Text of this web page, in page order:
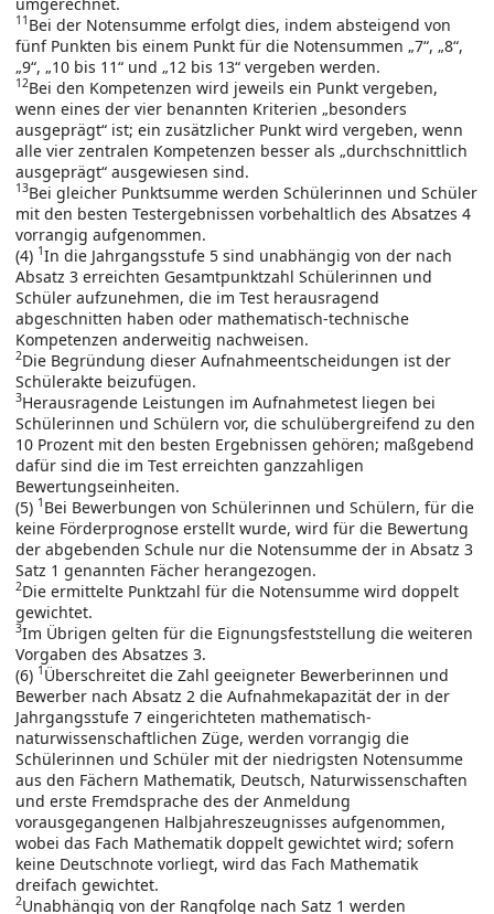
11 Bei der Notensumme erfolgt dies, indem absteigend von
fünf Punkten bis einem Punkt für die Notensummen „7“, „8“,
„9“, „10 bis 11“ und „12 bis 13“ vergeben werden.
12Bei den Kompetenzen wird jeweils ein Punkt vergeben,
wenn eines der vier benannten Kriterien „besonders
ausgeprägt“ ist; ein zusätzlicher Punkt wird vergeben, wenn
alle vier zentralen Kompetenzen besser als „durchschnittlich
ausgeprägt“ ausgewiesen sind.
13Bei gleicher Punktsumme werden Schülerinnen und Schüler
mit den besten Testergebnissen vorbehaltlich des Absatzes 4
vorrangig aufgenommen.
(4) 1In die Jahrgangsstufe 5 sind unabhängig von der nach
Absatz 3 erreichten Gesamtpunktzahl Schülerinnen und
Schüler aufzunehmen, die im Test herausragend
abgeschnitten haben oder mathematisch-technische
Kompetenzen anderweitig nachweisen.
2Die Begründung dieser Aufnahmeentscheidungen ist der
Schülerakte beizufügen.
3Herausragende Leistungen im Aufnahmetest liegen bei
Schülerinnen und Schülern vor, die schulübergreifend zu den
10 Prozent mit den besten Ergebnissen gehören; maßgebend
dafür sind die im Test erreichten ganzzahligen
Bewertungseinheiten.
(5) 1 Bei Bewerbungen von Schülerinnen und Schülern, für die
keine Förderprognose erstellt wurde, wird für die Bewertung
der abgebenden Schule nur die Notensumme der in Absatz 3
Satz 1 genannten Fächer herangezogen.
2Die ermittelte Punktzahl für die Notensumme wird doppelt
gewichtet.
3Im Übrigen gelten für die Eignungsfeststellung die weiteren
Vorgaben des Absatzes 3.
(6) 1 Überschreitet die Zahl geeigneter Bewerberinnen und
Bewerber nach Absatz 2 die Aufnahmekapazität der in der
Jahrgangsstufe 7 eingerichteten mathematisch-
naturwissenschaftlichen Züge, werden vorrangig die
Schülerinnen und Schüler mit der niedrigsten Notensumme
aus den Fächern Mathematik, Deutsch, Naturwissenschaften
und erste Fremdsprache des der Anmeldung
vorausgegangenen Halbjahreszeugnisses aufgenommen,
wobei das Fach Mathematik doppelt gewichtet wird; sofern
keine Deutschnote vorliegt, wird das Fach Mathematik
dreifach gewichtet.
2Unabhängig von der Rangfolge nach Satz 1 werden